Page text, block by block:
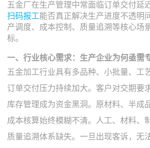
五金厂在生产管理中常面临订单交付延
扫码报工能否真正解决生产进度不透明
产调度、成本控制、质量追溯等核心场
标。
一、行业核心需求：生产企业为何亟需
五金加工行业具有多品种、小批量、工
订单交付压力持续加大。客户对交期要
库存管理成为资金黑洞。原材料、半成
成本核算始终模糊不清。人工、材料、
质量追溯体系缺失。一旦出现客诉，无